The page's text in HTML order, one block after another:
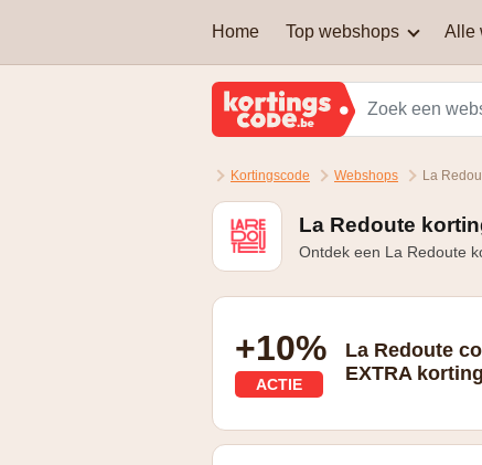
Home Top webshops
AEG
Martin's Hotels
Samsung
Alle
Welke soort kortingscodes
zijn er?
Kan je een kortingscode
combineren om nog extra
korting te krijgen?
Kortingscode Webshops La
La Redoute
Ontdek een La Redoute
+10%
ACTIE
La Redoute
EXTRA